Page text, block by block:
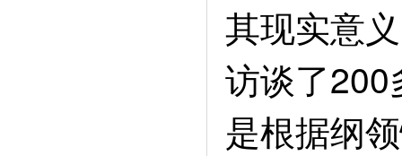
其现实意
访谈了
是根据纲